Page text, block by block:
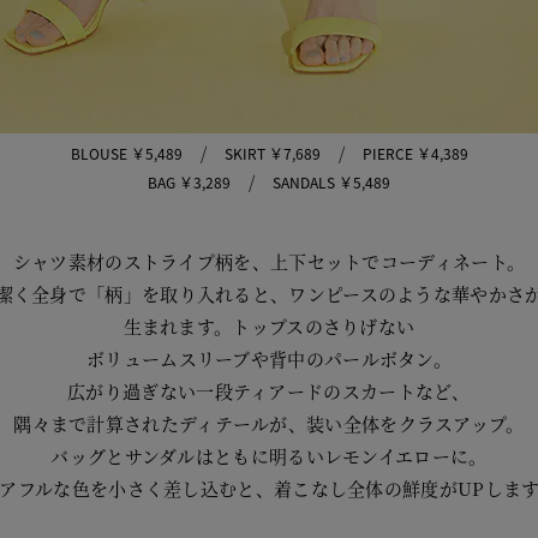
BLOUSE ￥5,489 / SKIRT ￥7,689 /
PIERCE ￥4,389
BAG ￥3,289
/ SANDALS ￥5,489
シャツ素材のストライプ柄を、上下セットでコーディネート。
く全身で「柄」を取り入れると、ワンピースのような華やかさ
生まれます。トップスのさりげない
ボリュームスリーブや背中のパールボタン。
広がり過ぎない一段ティアードのスカートなど、
隅々まで計算されたディテールが、装い全体をクラスアップ。
バッグとサンダルはともに明るいレモンイエローに。
フルな色を小さく差し込むと、着こなし全体の鮮度がUPしま